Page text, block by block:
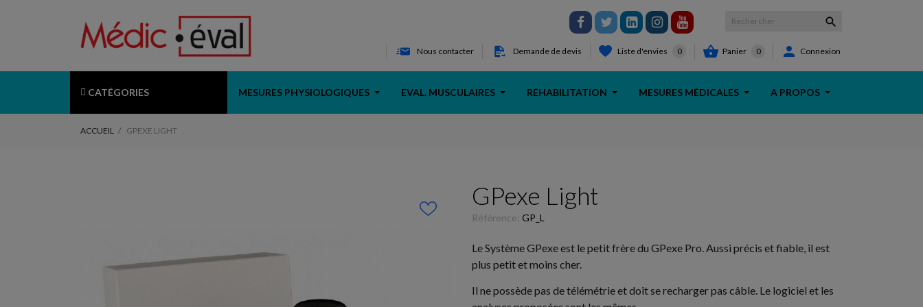

Nous contacter Demande de devis Liste d'envies 0  Panier 0  Connexion
CATÉGORIES MESURES PHYSIOLOGIQUES EVAL. MUSCULAIRES RÉHABILITATION MESURES MÉDICALES A PROPOS
ACCUEIL GPEXE LIGHT
GPexe Light
Référence: GP_L
Le Système GPexe est le petit frère du GPexe Pro. Aussi précis et fiable, il est
plus petit et moins cher.
Il ne possède pas de télémétrie et doit se recharger pas câble. Le logiciel et les